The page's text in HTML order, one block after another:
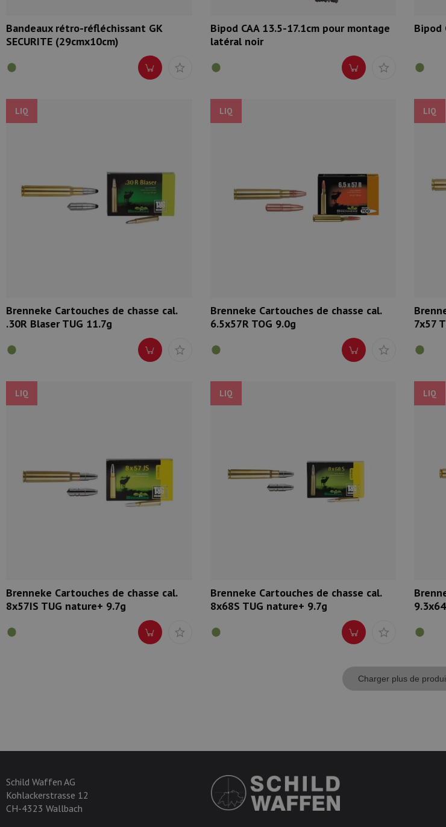
Bandeaux rétro-réfléchissant GK
SECURITE (29cmx10cm)
Bipod CAA 13.5-17.1cm pour montage
latéral noir
Bipod
LIQ
Brenneke Cartouches de chasse cal.
.30R Blaser TUG 11.7g
LIQ
Brenneke Cartouches de chasse cal.
6.5x57R TOG 9.0g
LIQ
7x57
LIQ
Brenneke Cartouches de chasse cal.
8x57IS TUG nature+ 9.7g
LIQ
Brenneke Cartouches de chasse cal.
8x68S TUG nature+ 9.7g
LIQ
Charger plus de
Schild Waffen AG
Kohlackerstrasse 12
CH-4323 Wallbach